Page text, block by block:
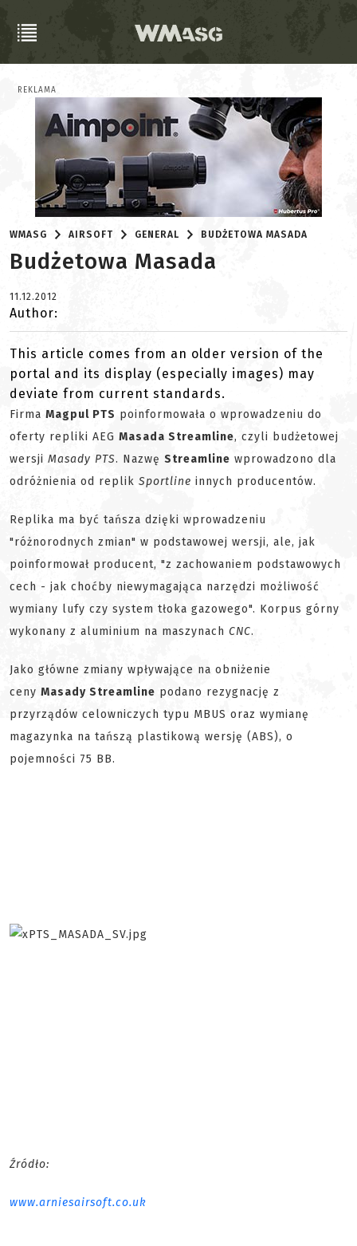
REKLAMA
WMASG AIRSOFT GENERAL BUDŻETOWA MASADA
Budżetowa Masada
11.12.2012
Author:
This article comes from an older version of the
portal and its display (especially images) may
deviate from current standards.
Firma Magpul PTS poinformowała o wprowadzeniu do
oferty repliki AEG Masada Streamline, czyli budżetowej
wersji Masady PTS. Nazwę Streamline wprowadzono dla
odróżnienia od replik Sportline innych producentów.
Replika ma być tańsza dzięki wprowadzeniu
"różnorodnych zmian" w podstawowej wersji, ale, jak
poinformował producent, "z zachowaniem podstawowych
cech - jak choćby niewymagająca narzędzi możliwość
wymiany lufy czy system tłoka gazowego". Korpus górny
wykonany z aluminium na maszynach CNC.
Jako główne zmiany wpływające na obniżenie
ceny Masady Streamline podano rezygnację z
przyrządów celowniczych typu MBUS oraz wymianę
magazynka na tańszą plastikową wersję (ABS), o
pojemności 75 BB.
Źródło:
www.arniesairsoft.co.uk